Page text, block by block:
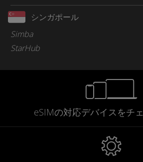
シンガポール
Simba
StarHub
eSIMの対応デバイスをチ